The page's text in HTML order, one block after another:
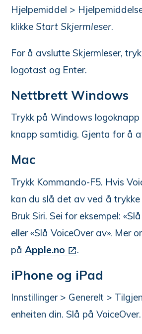
Hjelpemiddel >
klikkeStart Skjermleser.
For å avslutte Skjermleser,
logotast og Enter.
Nettbrett Windows
Trykk på Windows logoknapp
knapp samtidig. Gjenta for å
Mac
Trykk Kommando-F5. Hvis
kan du slå det av ved å
Bruk Siri. Sei for eksempel:
eller «Slå VoiceOver av». Mer
påApple.no .
iPhone og iPad
Innstillinger > Generelt >
enheiten din. Slå på VoiceOver.